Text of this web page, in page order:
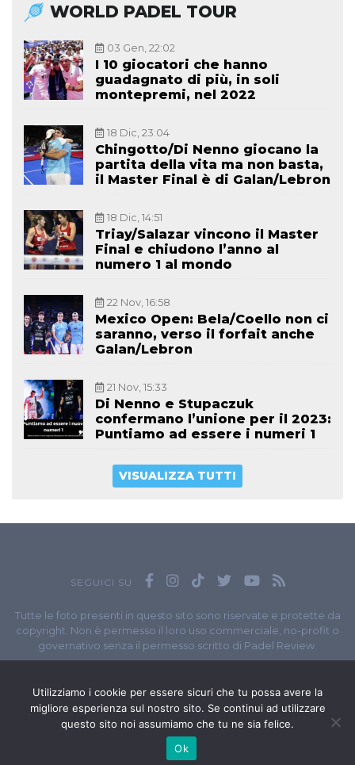
WORLD PADEL TOUR
03 Gen, 22:02
I 10 giocatori che hanno
guadagnato di più, in soli
montepremi, nel 2022
18 Dic, 23:04
Chingotto/Di Nenno giocano la
partita della vita ma non basta,
il Master Final è di Galan/Lebron
18 Dic, 14:51
Triay/Salazar vincono il Master
Final e chiudono l’anno al
numero 1 al mondo
22 Nov, 16:58
Mexico Open: Bela/Coello non ci
saranno, verso il forfait anche
Galan/Lebron
21 Nov, 15:33
Di Nenno e Stupaczuk
confermano l’unione per il 2023:
Puntiamo ad essere i numeri 1
VISUALIZZA TUTTI
SEGUICI SU
Tutte le foto presenti in questo sito sono riservate e protette da
copyright. Non è permesso il loro uso commerciale, no-profit o
governativo senza il permesso scritto di Padel Review.
// P.I. 11965351007
© Copyright 2020-2026 // Web Developer
Utilizziamo i cookie per essere sicuri che tu possa avere la
migliore esperienza sul nostro sito. Se continui ad utilizzare
questo sito noi assumiamo che tu ne sia felice.
Ok